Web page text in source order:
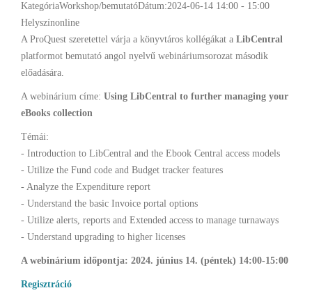
KategóriaWorkshop/bemutatóDátum:2024-06-14 14:00 - 15:00
Helyszínonline
A ProQuest szeretettel várja a könyvtáros kollégákat a LibCentral
platformot bemutató angol nyelvű webináriumsorozat második
előadására.
A webinárium címe: Using LibCentral to further managing your
eBooks collection
Témái:
- Introduction to LibCentral and the Ebook Central access models
- Utilize the Fund code and Budget tracker features
- Analyze the Expenditure report
- Understand the basic Invoice portal options
- Utilize alerts, reports and Extended access to manage turnaways
- Understand upgrading to higher licenses
A webinárium időpontja: 2024. június 14. (péntek) 14:00-15:00
Regisztráció